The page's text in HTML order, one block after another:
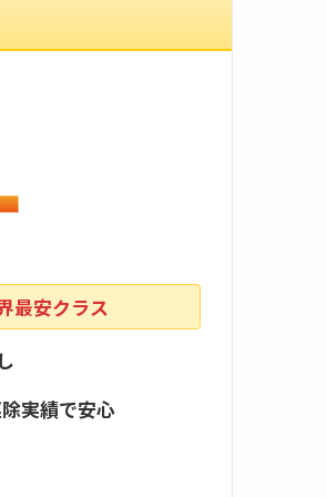
最安クラス
実績で安心